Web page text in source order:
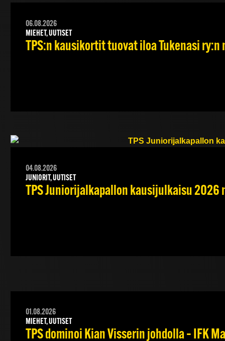
06.08.2026
MIEHET, UUTISET
TPS:n kausikortit tuovat iloa Tukenasi
04.08.2026
JUNIORIT, UUTISET
TPS Juniorijalkapallon kausijulkaisu 2026
01.08.2026
MIEHET, UUTISET
TPS dominoi Kian Visserin johdolla – IFK